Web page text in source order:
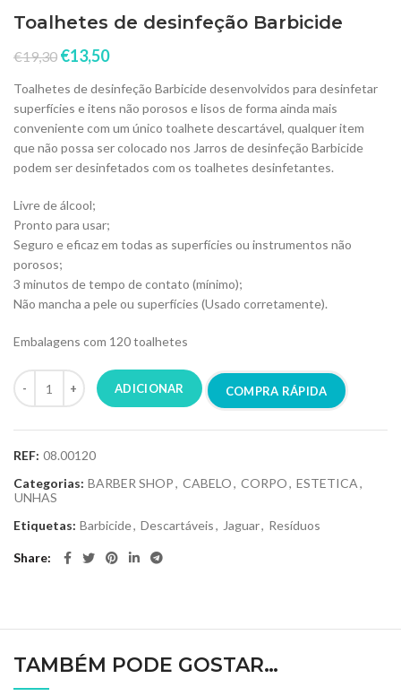
Toalhetes de desinfeção Barbicide
€19,30 €13,50
Toalhetes de desinfeção Barbicide desenvolvidos para desinfetar
superfícies e itens não porosos e lisos de forma ainda mais
conveniente com um único toalhete descartável, qualquer item
que não possa ser colocado nos Jarros de desinfeção Barbicide
podem ser desinfetados com os toalhetes desinfetantes.
Livre de álcool;
Pronto para usar;
Seguro e eficaz em todas as superfícies ou instrumentos não
porosos;
3 minutos de tempo de contato (mínimo);
Não mancha a pele ou superfícies (Usado corretamente).
Embalagens com 120 toalhetes
ADICIONAR COMPRA RÁPIDA
REF: 08.00120
Categorias: BARBER SHOP, CABELO, CORPO, ESTETICA,
UNHAS
Etiquetas: Barbicide, Descartáveis, Jaguar, Resíduos
Share
TAMBÉM PODE GOSTAR…